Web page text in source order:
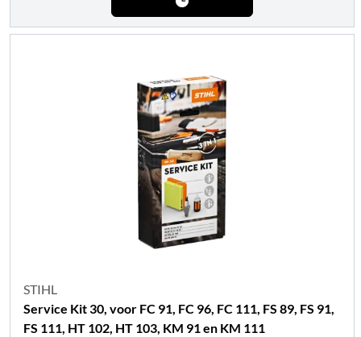
STIHL
Service Kit 30, voor FC 91, FC 96, FC 111, FS 89, FS 91,
FS 111, HT 102, HT 103, KM 91 en KM 111